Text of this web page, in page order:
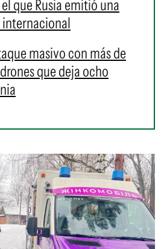
que Rusia emitió una
masivo con más de
que deja ocho